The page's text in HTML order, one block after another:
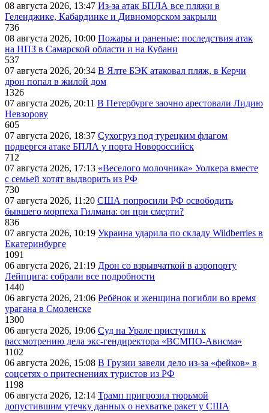
08 августа 2026, 13:47 Из-за атак БПЛА все пляжи в
Геленджике, Кабардинке и Дивноморском закрыли
736
08 августа 2026, 10:00 Пожары и раненые: последствия атак
на НПЗ в Самарской области и на Кубани
537
07 августа 2026, 20:34 В Ялте БЭК атаковал пляж, в Керчи
дрон попал в жилой дом
1326
07 августа 2026, 20:11 В Петербурге заочно арестовали Лидию
Невзорову
605
07 августа 2026, 18:37 Сухогруз под турецким флагом
подвергся атаке БПЛА у порта Новороссийск
712
07 августа 2026, 17:13 «Веселого молочника» Уолкера вместе
с семьей хотят выдворить из РФ
730
07 августа 2026, 11:20 США попросили РФ освободить
бывшего морпеха Гилмана: он при смерти?
836
07 августа 2026, 10:19 Украина ударила по складу Wildberries в
Екатеринбурге
1091
06 августа 2026, 21:19 Дрон со взрывчаткой в аэропорту
Лейпцига: собрали все подробности
1440
06 августа 2026, 21:06 Ребёнок и женщина погибли во время
урагана в Смоленске
1300
06 августа 2026, 19:06 Суд на Урале приступил к
рассмотрению дела экс-гендиректора «ВСМПО-Ависма»
1102
06 августа 2026, 15:08 В Грузии завели дело из-за «фейков» в
соцсетях о притеснениях туристов из РФ
1198
06 августа 2026, 12:14 Трамп пригрозил тюрьмой
допустившим утечку данных о нехватке ракет у США